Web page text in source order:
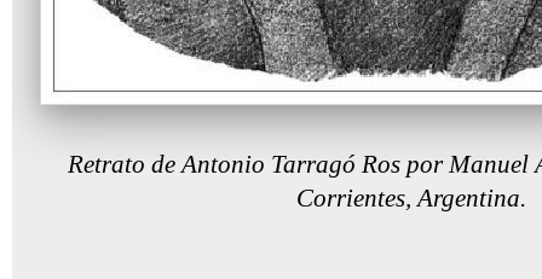
Retrato de Antonio Tarragó Ros por Manuel
Corrientes, Argentina.